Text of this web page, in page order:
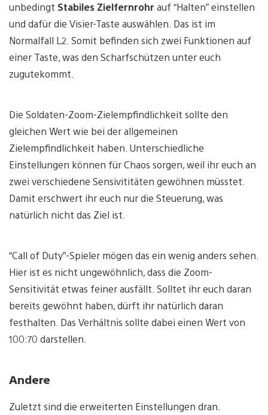
unbedingt Stabiles Zielfernrohr auf “Halten” einstellen
und dafür die Visier-Taste auswählen. Das ist im
Normalfall L2. Somit befinden sich zwei Funktionen auf
einer Taste, was den Scharfschützen unter euch
zugutekommt.
Die Soldaten-Zoom-Zielempfindlichkeit sollte den
gleichen Wert wie bei der allgemeinen
Zielempfindlichkeit haben. Unterschiedliche
Einstellungen können für Chaos sorgen, weil ihr euch an
zwei verschiedene Sensivititäten gewöhnen müsstet.
Damit erschwert ihr euch nur die Steuerung, was
natürlich nicht das Ziel ist.
“Call of Duty”-Spieler mögen das ein wenig anders sehen.
Hier ist es nicht ungewöhnlich, dass die Zoom-
Sensitivität etwas feiner ausfällt. Solltet ihr euch daran
bereits gewöhnt haben, dürft ihr natürlich daran
festhalten. Das Verhältnis sollte dabei einen Wert von
100:70 darstellen.
Andere
Zuletzt sind die erweiterten Einstellungen dran.